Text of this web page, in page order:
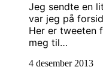
Jeg sendte en
var jeg på
Her er tweeten
meg til…
4 desember 2013